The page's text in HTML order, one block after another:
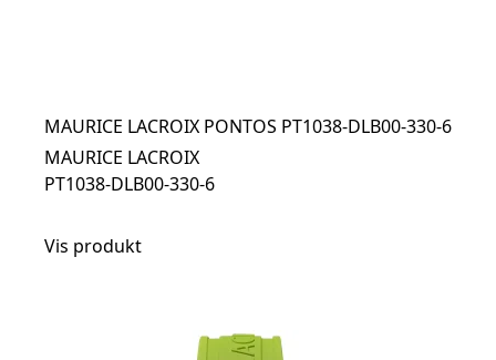
MAURICE LACROIX PONTOS PT1038-DLB00-330-6
MAURICE LACROIX
PT1038-DLB00-330-6
Vis produkt